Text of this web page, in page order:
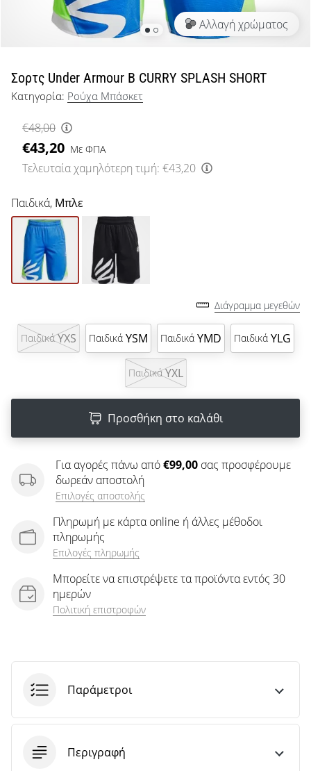
μπάσκετ
μπάσκετ
όπως
εμείς;
μαζί
μας
ως
πρεσβευτής
μάρκας
μας.
Εμφάνιση
Αλλαγή χρώματος
Σορτς Under Armour B CURRY SPLASH SHORT
Κατηγορία: Ρούχα Μπάσκετ
€48,00
€43,20 Με ΦΠΑ
Τελευταία χαμηλότερη τιμή: €43,20
Παιδικά, Μπλε
Διάγραμμα μεγεθών
Παιδικά YXS Παιδικά YSM Παιδικά YMD Παιδικά YLG
Παιδικά YXL
Προσθήκη στο καλάθι
Για αγορές πάνω από€99,00 σας προσφέρουμε
δωρεάν αποστολή
Επιλογές αποστολής
Πληρωμή με κάρτα online ή άλλες μέθοδοι
πληρωμής
Επιλογές πληρωμής
Μπορείτε να επιστρέψετε τα προϊόντα εντός 30
ημερών
Πολιτική επιστροφών
Παράμετροι
Περιγραφή